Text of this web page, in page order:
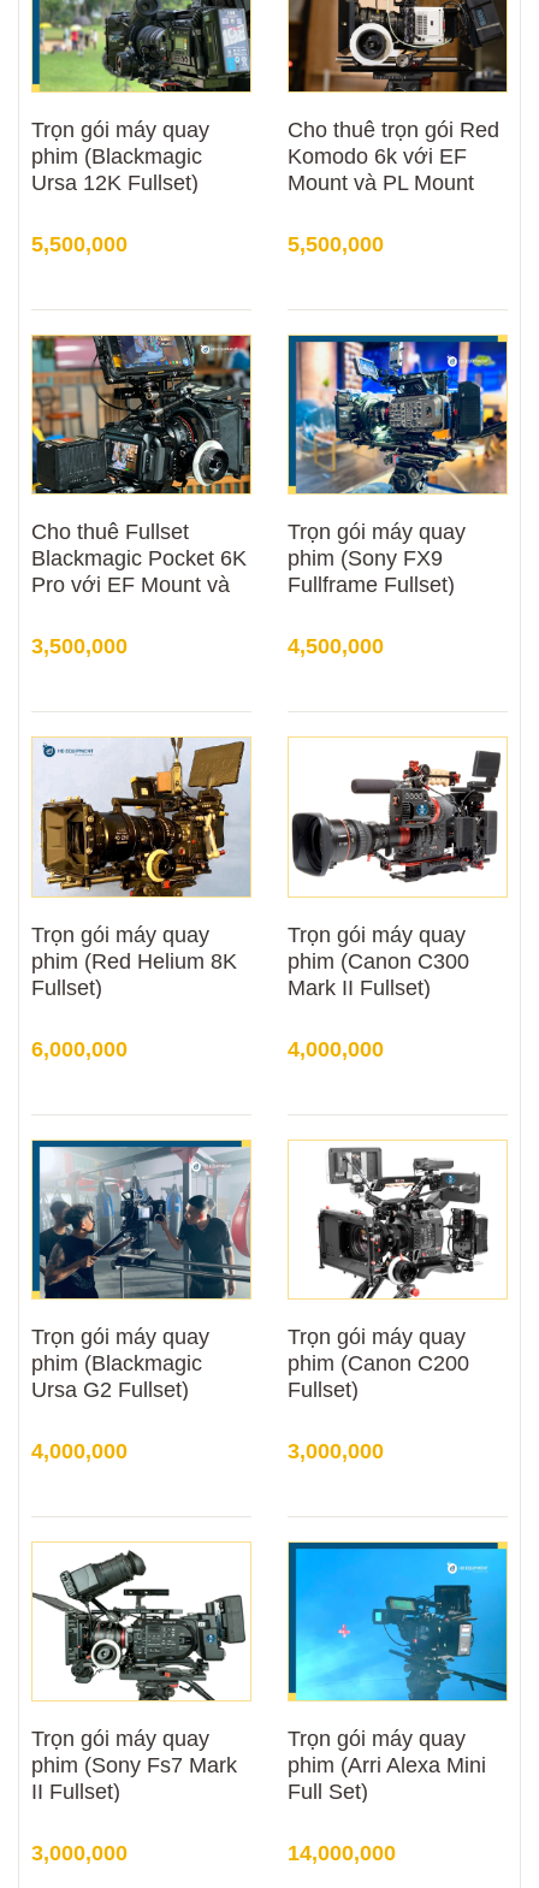
Trọn gói máy quay
phim (Blackmagic
Ursa 12K Fullset)
5,500,000
Cho thuê trọn gói Red
Komodo 6k với EF
Mount và PL Mount
5,500,000
Cho thuê Fullset
Blackmagic Pocket 6K
Pro với EF Mount và
3,500,000
Trọn gói máy quay
phim (Sony FX9
Fullframe Fullset)
4,500,000
Trọn gói máy quay
phim (Red Helium 8K
Fullset)
6,000,000
Trọn gói máy quay
phim (Canon C300
Mark II Fullset)
4,000,000
Trọn gói máy quay
phim (Blackmagic
Ursa G2 Fullset)
4,000,000
Trọn gói máy quay
phim (Canon C200
Fullset)
3,000,000
Trọn gói máy quay
phim (Sony Fs7 Mark
II Fullset)
3,000,000
Trọn gói máy quay
phim (Arri Alexa Mini
Full Set)
14,000,000